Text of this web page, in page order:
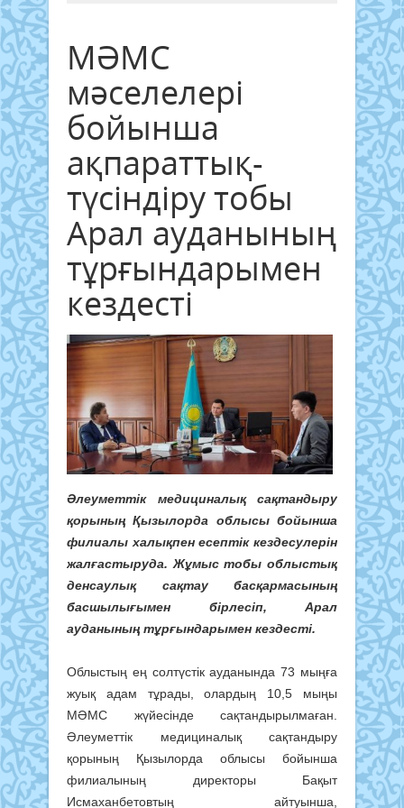
МӘМС
мәселелері
бойынша
ақпараттық-
түсіндіру тобы
Арал ауданының
тұрғындарымен
кездесті
Әлеуметтік медициналық сақтандыру
қорының Қызылорда облысы бойынша
филиалы халықпен есептік кездесулерін
жалғастыруда. Жұмыс тобы облыстық
денсаулық сақтау басқармасының
басшылығымен бірлесіп, Арал
ауданының тұрғындарымен кездесті.
Облыстың ең солтүстік ауданында 73 мыңға
жуық адам тұрады, олардың 10,5 мыңы
МӘМС жүйесінде сақтандырылмаған.
Әлеуметтік медициналық сақтандыру
қорының Қызылорда облысы бойынша
филиалының директоры Бақыт
Исмаханбетовтың айтуынша,